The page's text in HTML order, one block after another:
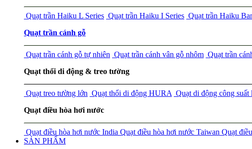
Quạt trần Haiku L Series Quạt trần Haiku I Series Quạt trần Haiku
Quạt trần cánh gỗ
Quạt trần cánh gỗ tự nhiên Quạt trần cánh vân gỗ nhôm Quạt trần
Quạt thổi di động & treo tường
Quạt treo tường lớn Quạt thổi di động HURA Quạt di động công
Quạt điều hòa hơi nước
Quạt điều hòa hơi nước India Quạt điều hòa hơi nước Taiwan Quạt
SẢN PHẨM